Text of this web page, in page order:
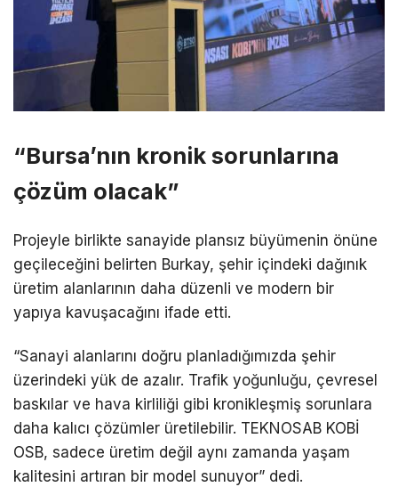
“Bursa’nın kronik sorunlarına
çözüm olacak”
Projeyle birlikte sanayide plansız büyümenin önüne
geçileceğini belirten Burkay, şehir içindeki dağınık
üretim alanlarının daha düzenli ve modern bir
yapıya kavuşacağını ifade etti.
“Sanayi alanlarını doğru planladığımızda şehir
üzerindeki yük de azalır. Trafik yoğunluğu, çevresel
baskılar ve hava kirliliği gibi kronikleşmiş sorunlara
daha kalıcı çözümler üretilebilir. TEKNOSAB KOBİ
OSB, sadece üretim değil aynı zamanda yaşam
kalitesini artıran bir model sunuyor” dedi.